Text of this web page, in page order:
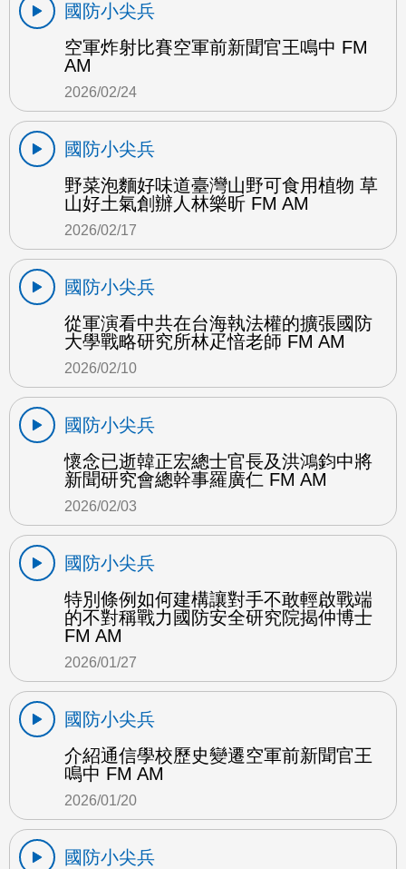
國防小尖兵
空軍炸射比賽空軍前新聞官王鳴中 FM
AM
2026/02/24
國防小尖兵
野菜泡麵好味道臺灣山野可食用植物 草
山好土氣創辦人林樂昕 FM AM
2026/02/17
國防小尖兵
從軍演看中共在台海執法權的擴張國防
大學戰略研究所林疋愔老師 FM AM
2026/02/10
國防小尖兵
懷念已逝韓正宏總士官長及洪鴻鈞中將
新聞研究會總幹事羅廣仁 FM AM
2026/02/03
國防小尖兵
特別條例如何建構讓對手不敢輕啟戰端
的不對稱戰力國防安全研究院揭仲博士
FM AM
2026/01/27
國防小尖兵
介紹通信學校歷史變遷空軍前新聞官王
鳴中 FM AM
2026/01/20
國防小尖兵